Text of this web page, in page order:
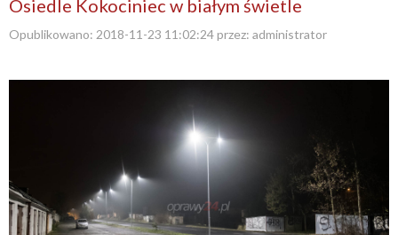
Osiedle Kokociniec w białym świetle
Opublikowano: 2018-11-23 11:02:24przez: administrator